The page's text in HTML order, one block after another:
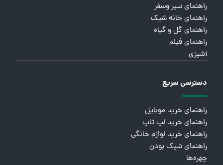
راهنمای سیر وسفر
راهنمای خانه شیک
راهنمای گل و گیاه
راهنمای فیلم
آشپزی
دسترسی سریع
راهنمای خرید موبایل
راهنمای خرید لپ تاپ
راهنمای خرید لوازم خانگی
راهنمای شیک بودن
چهره‌ها